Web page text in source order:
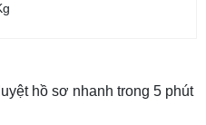
hồ sơ nhanh trong 5 phút